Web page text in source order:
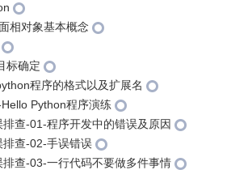
相对象基本概念
标确定
程序的格式以及扩展名
Python程序演练
查-01-程序开发中的错误及原因
查-02-手误错误
查-03-一行代码不要做多件事情